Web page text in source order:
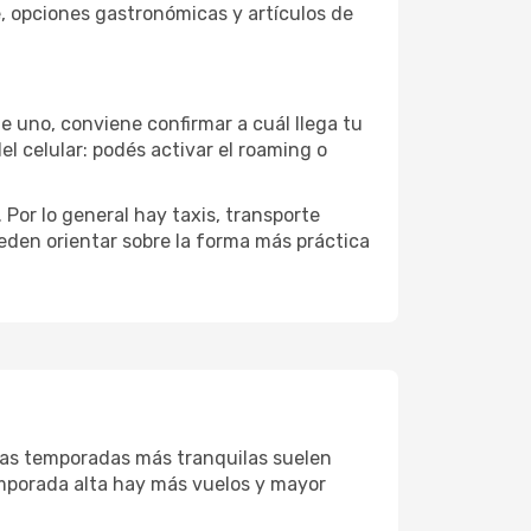
gastronómicas y artículos de
uno, conviene confirmar a cuál llega tu
celular: podés activar el roaming o
lo general hay taxis, transporte
orientar sobre la forma más práctica
temporadas más tranquilas suelen
alta hay más vuelos y mayor